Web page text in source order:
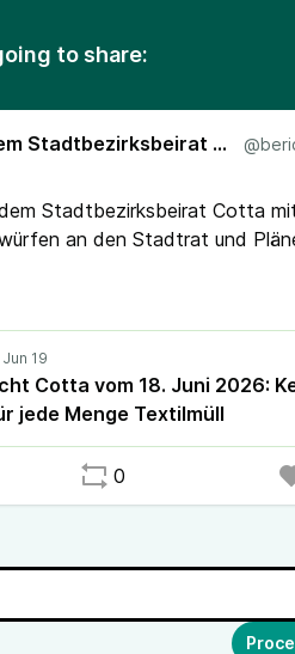
to share:
Berichte aus dem Stadtbezirksbeirat Cotta
Stadtbezirksbeirat Cotta
an den Stadtrat und
auf unserem Blog:piraten-
Cotta vom 18. Juni 2026:
jede Menge Textilmüll
0